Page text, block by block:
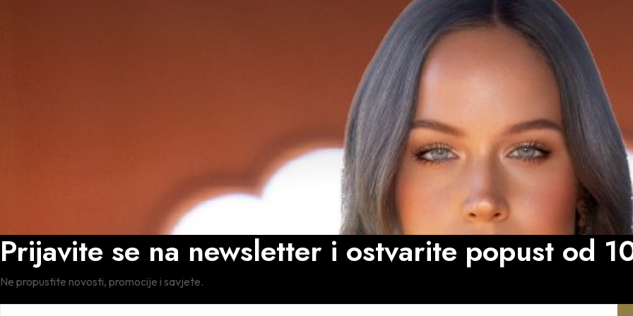
Prijavite se na newsletter i ostvarite popust od
Ne propustite novosti, promocije i savjete.